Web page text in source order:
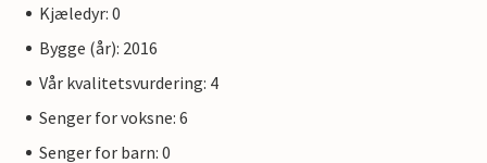
Kjæledyr: 0
Bygge (år): 2016
Vår kvalitetsvurdering: 4
Senger for voksne: 6
Senger for barn: 0